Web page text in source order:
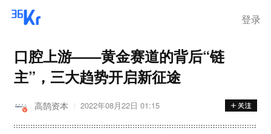
登录
口腔上游——黄金赛道的背后“链
主”，三大趋势开启新征途
高鹄资本 2022年08月22日 01:15